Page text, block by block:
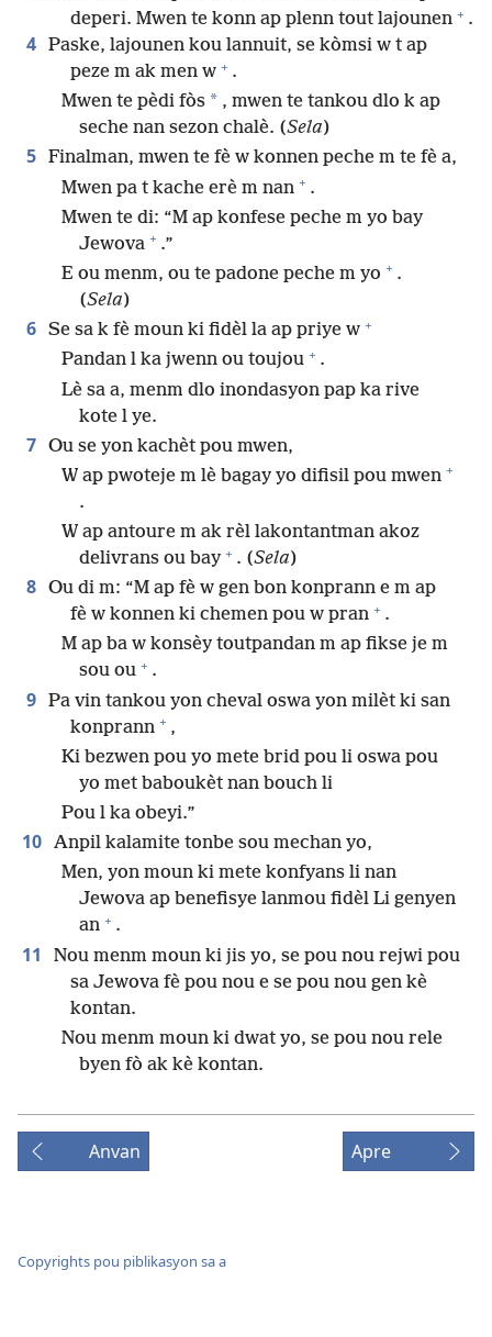
deperi. Mwen te konn ap plenn tout lajounen + .
4 Paske, lajounen kou lannuit, se kòmsi w t ap
peze m ak men w + .
Mwen te pèdi fòs * , mwen te tankou dlo k ap
seche nan sezon chalè. (Sela)
5 Finalman, mwen te fè w konnen peche m te fè a,
Mwen pa t kache erè m nan + .
Mwen te di: “M ap konfese peche m yo bay
Jewova + .”
E ou menm, ou te padone peche m yo + .
(Sela)
6 Se sa k fè moun ki fidèl la ap priye w +
Pandan l ka jwenn ou toujou + .
Lè sa a, menm dlo inondasyon pap ka rive
kote l ye.
7 Ou se yon kachèt pou mwen,
W ap pwoteje m lè bagay yo difisil pou mwen +
.
W ap antoure m ak rèl lakontantman akoz
delivrans ou bay + . (Sela)
8 Ou di m: “M ap fè w gen bon konprann e m ap
fè w konnen ki chemen pou w pran + .
M ap ba w konsèy toutpandan m ap fikse je m
sou ou + .
9 Pa vin tankou yon cheval oswa yon milèt ki san
konprann + ,
Ki bezwen pou yo mete brid pou li oswa pou
yo met baboukèt nan bouch li
Pou l ka obeyi.”
10 Anpil kalamite tonbe sou mechan yo,
Men, yon moun ki mete konfyans li nan
Jewova ap benefisye lanmou fidèl Li genyen
an + .
11
Nou menm moun ki jis yo, se pou nou rejwi pou
sa Jewova fè pou nou e se pou nou gen kè
kontan.
Nou menm moun ki dwat yo, se pou nou rele
byen fò ak kè kontan.
Anvan Apre
Copyrights pou piblikasyon sa a